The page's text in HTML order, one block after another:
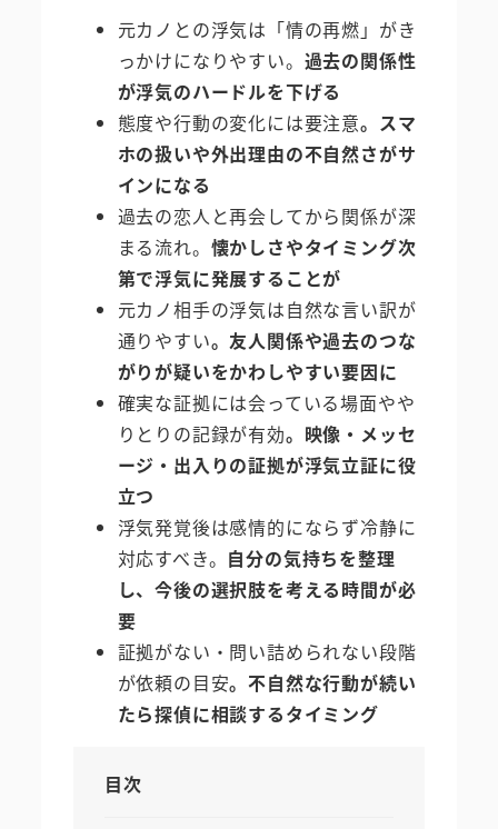
元カノとの浮気は「情の再燃」がき
っかけになりやすい。 過去の関係性
が浮気のハードルを下げる
態度や行動の変化には要注意。スマ
ホの扱いや外出理由の不自然さがサ
インになる
過去の恋人と再会してから関係が深
まる流れ。 懐かしさやタイミング次
第で浮気に発展することが
元カノ相手の浮気は自然な言い訳が
通りやすい。友人関係や過去のつな
がりが疑いをかわしやすい要因に
確実な証拠には会っている場面やや
りとりの記録が有効。映像・メッセ
ージ・出入りの証拠が浮気立証に役
立つ
浮気発覚後は感情的にならず冷静に
対応すべき。 自分の気持ちを整理
し、今後の選択肢を考える時間が必
要
証拠がない・問い詰められない段階
が依頼の目安。不自然な行動が続い
たら探偵に相談するタイミング
目次